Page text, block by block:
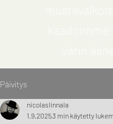
Päivitys
nicolaslinnala
1.9.20253 min käytetty